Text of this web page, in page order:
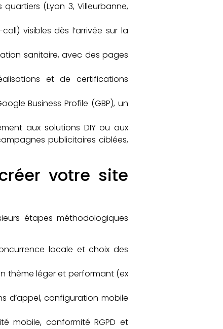
(Lyon 3, Villeurbanne,
visibles dès l’arrivée sur la
sanitaire, avec des pages
et de certifications
Business Profile (GBP), un
aux solutions DIY ou aux
publicitaires ciblées,
votre site
étapes méthodologiques
locale et choix des
thème léger et performant (ex
d’appel, configuration mobile
mobile, conformité RGPD et